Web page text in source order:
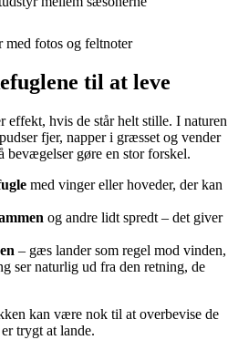
med fotos og feltnoter
til at leve
effekt, hvis de står helt stille. I naturen
fjer, napper i græsset og vender
bevægelser gøre en stor forskel.
med vinger eller hoveder, der kan
og andre lidt spredt – det giver
– gæs lander som regel mod vinden,
ser naturlig ud fra den retning, de
kan være nok til at overbevise de
trygt at lande.